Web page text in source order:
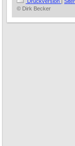
© Dirk Becker